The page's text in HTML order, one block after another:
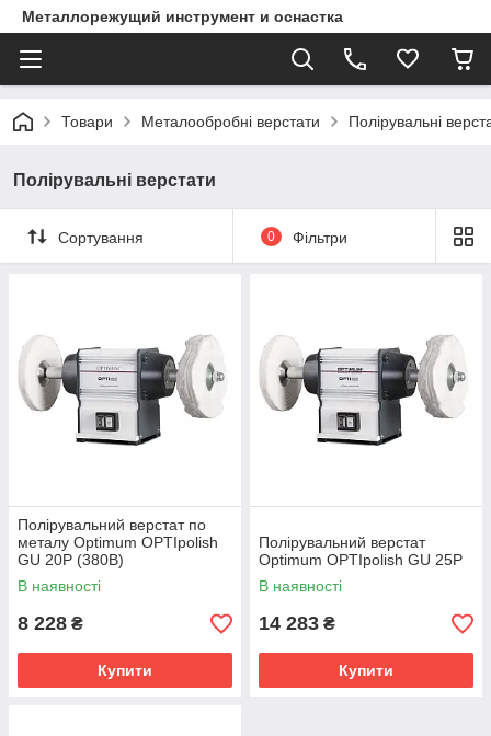
Металлорежущий инструмент и оснастка
Товари Металообробні верстати Полірувальні
Полірувальні верстати
Сортування 0 Фільтри
Полірувальний верстат по
металу Optimum OPTIpolish
GU 20P (380В)
В наявності
8 228 ₴
Купити
Полірувальний верстат
Optimum OPTIpolish GU 25P
В наявності
14 283 ₴
Купити